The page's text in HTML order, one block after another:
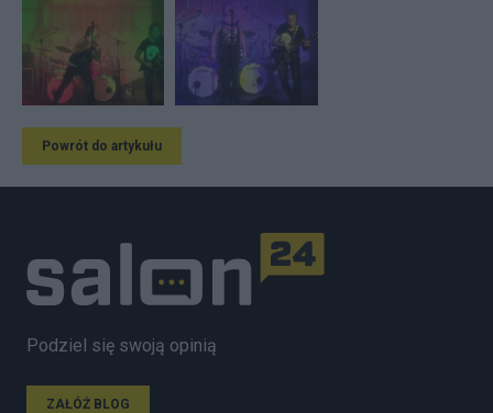
Powrót do artykułu
Podziel się swoją opinią
ZAŁÓŻ BLOG